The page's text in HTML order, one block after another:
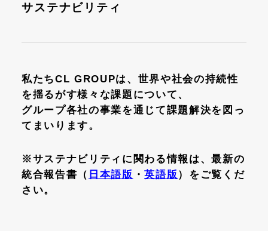
サステナビリティ
私たちCL GROUPは、世界や社会の持続性
を揺るがす様々な課題について、
グループ各社の事業を通じて課題解決を図っ
てまいります。
※サステナビリティに関わる情報は、最新の
統合報告書（ 日本語版 ・英語版 ）をご覧くだ
さい。